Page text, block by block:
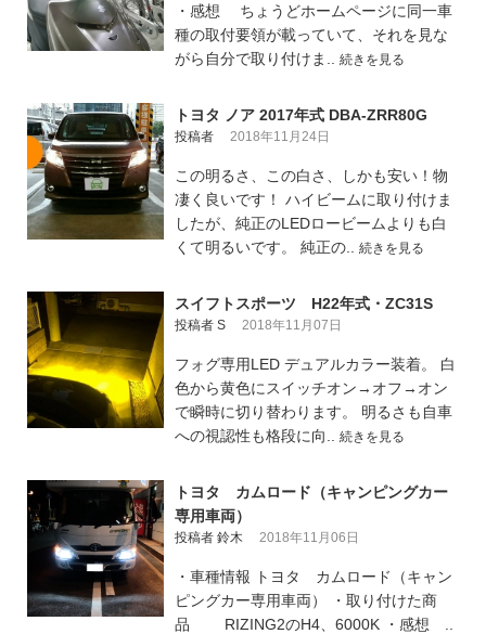
・感想 ちょうどホームページに同一車
種の取付要領が載っていて、それを見な
がら自分で取り付けま.. 続きを見る
トヨタ ノア 2017年式 DBA-ZRR80G
投稿者 2018年11月24日
この明るさ、この白さ、しかも安い！物
凄く良いです！ ハイビームに取り付けま
したが、純正のLEDロービームよりも白
くて明るいです。 純正の.. 続きを見る
スイフトスポーツ H22年式・ZC31S
投稿者 S 2018年11月07日
フォグ専用LED デュアルカラー装着。 白
色から黄色にスイッチオン→オフ→オン
で瞬時に切り替わります。 明るさも自車
への視認性も格段に向.. 続きを見る
トヨタ カムロード（キャンピングカー
専用車両）
投稿者 鈴木 2018年11月06日
・車種情報 トヨタ カムロード（キャン
ピングカー専用車両） ・取り付けた商
品 RIZING2のH4、6000K ・感想 ..